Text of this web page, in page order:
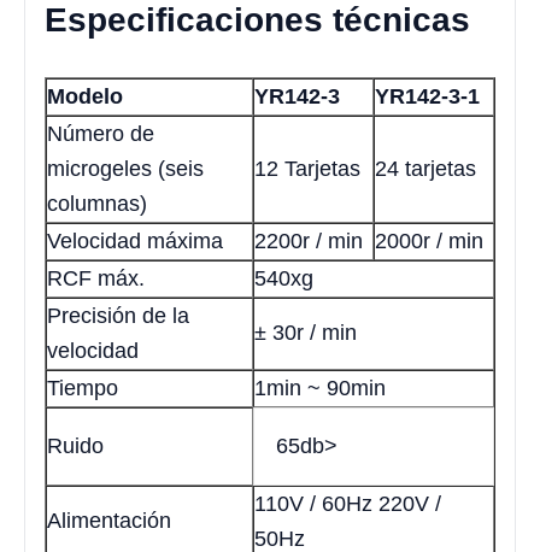
Especificaciones técnicas
Modelo YR142-3
YR142-3-1
Número de
microgeles (seis
columnas)
12 Tarjetas 24 tarjetas
Velocidad máxima 2200r / min 2000r / min
RCF máx.
540xg
Precisión de la
velocidad
± 30r / min
Tiempo 1min ~ 90min
Ruido 65db>
Alimentación
110V / 60Hz 220V /
50Hz